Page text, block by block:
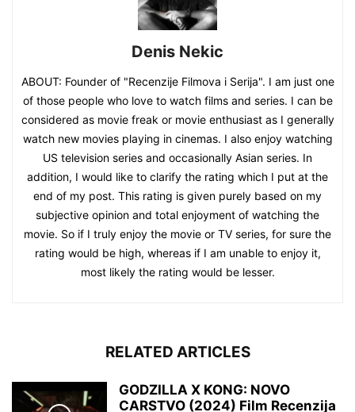
Denis Nekic
ABOUT: Founder of "Recenzije Filmova i Serija". I am just one
of those people who love to watch films and series. I can be
considered as movie freak or movie enthusiast as I generally
watch new movies playing in cinemas. I also enjoy watching
US television series and occasionally Asian series. In
addition, I would like to clarify the rating which I put at the
end of my post. This rating is given purely based on my
subjective opinion and total enjoyment of watching the
movie. So if I truly enjoy the movie or TV series, for sure the
rating would be high, whereas if I am unable to enjoy it,
most likely the rating would be lesser.
RELATED ARTICLES
GODZILLA X KONG: NOVO
CARSTVO (2024) Film Recenzija